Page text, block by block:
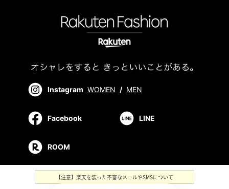
Instagram WOMEN / MEN
Facebook LINE
ROOM
【注意】楽天を装った不審なメールやSMSについて